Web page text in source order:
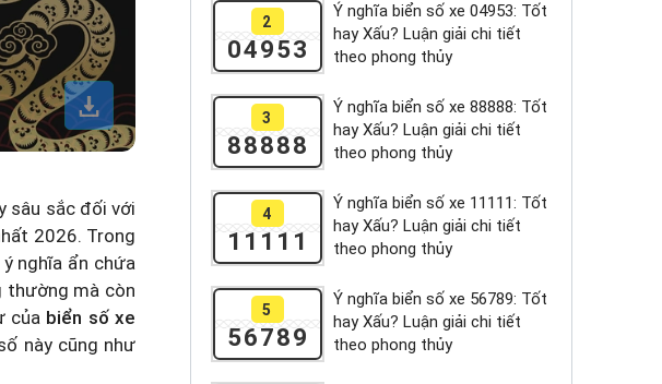
sâu sắc đối với
2026. Trong
nghĩa ẩn chứa
thường mà còn
của biển số xe
này cũng như
2
04953
Ý nghĩa biển số xe 04953: Tốt
hay Xấu? Luận giải chi tiết
theo phong thủy
3
88888
Ý nghĩa biển số xe 88888: Tốt
hay Xấu? Luận giải chi tiết
theo phong thủy
4
11111
Ý nghĩa biển số xe 11111: Tốt
hay Xấu? Luận giải chi tiết
theo phong thủy
5
56789
Ý nghĩa biển số xe 56789: Tốt
hay Xấu? Luận giải chi tiết
theo phong thủy